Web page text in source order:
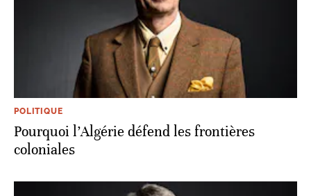
POLITIQUE
Pourquoi l’Algérie défend les frontières
coloniales